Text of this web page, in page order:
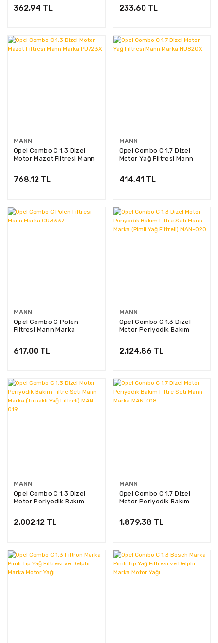
362,94 TL 233,60 TL
MANN
Opel Combo C 1.3 Dizel
Motor Mazot Filtresi Mann
768,12 TL
MANN
Opel Combo C 1.7 Dizel
Motor Yağ Filtresi Mann
414,41 TL
MANN
Opel Combo C Polen
Filtresi Mann Marka
617,00 TL
MANN
Opel Combo C 1.3 Dizel
Motor Periyodik Bakım
020
2.124,86 TL
MANN
Opel Combo C 1.3 Dizel
Motor Periyodik Bakım
019
2.002,12 TL
MANN
Opel Combo C 1.7 Dizel
Motor Periyodik Bakım
1.879,38 TL